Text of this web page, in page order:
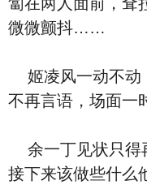
微微颤抖……
姬凌风一动不动
不再言语，场面一
余一丁见状只得
接下来该做些什么